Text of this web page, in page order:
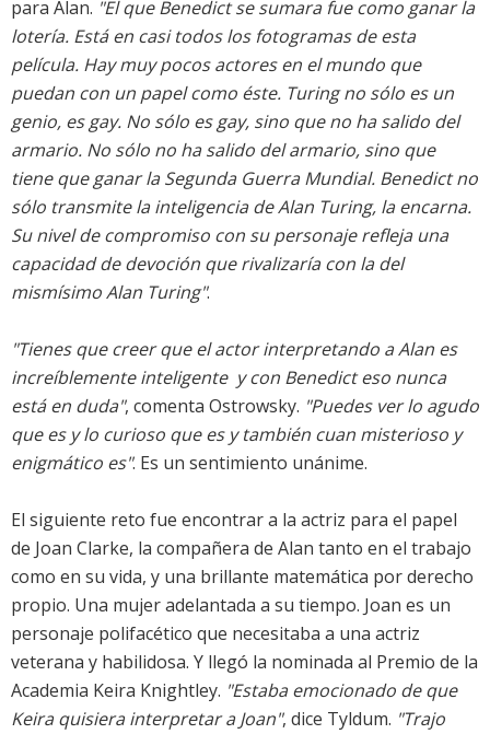
para Alan. "El que Benedict se sumara fue como ganar la
lotería. Está en casi todos los fotogramas de esta
película. Hay muy pocos actores en el mundo que
puedan con un papel como éste. Turing no sólo es un
genio, es gay. No sólo es gay, sino que no ha salido del
armario. No sólo no ha salido del armario, sino que
tiene que ganar la Segunda Guerra Mundial. Benedict no
sólo transmite la inteligencia de Alan Turing, la encarna.
Su nivel de compromiso con su personaje refleja una
capacidad de devoción que rivalizaría con la del
mismísimo Alan Turing".
"Tienes que creer que el actor interpretando a Alan es
increíblemente inteligente  y con Benedict eso nunca
está en duda", comenta Ostrowsky. "Puedes ver lo agudo
que es y lo curioso que es y también cuan misterioso y
enigmático es". Es un sentimiento unánime.
El siguiente reto fue encontrar a la actriz para el papel
de Joan Clarke, la compañera de Alan tanto en el trabajo
como en su vida, y una brillante matemática por derecho
propio. Una mujer adelantada a su tiempo. Joan es un
personaje polifacético que necesitaba a una actriz
veterana y habilidosa. Y llegó la nominada al Premio de la
Academia Keira Knightley. "Estaba emocionado de que
Keira quisiera interpretar a Joan", dice Tyldum. "Trajo